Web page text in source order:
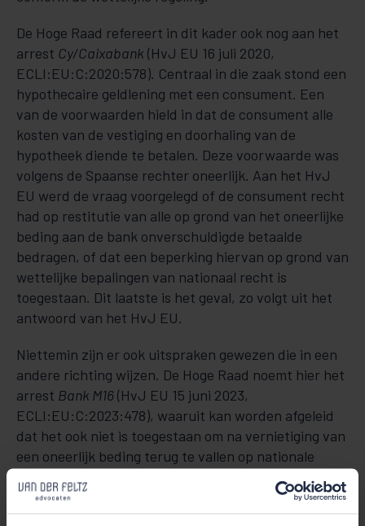
De Hoge Raad refereert in dit kader ook nog aan het
arrest Cy/Caixabank (HvJ EU 16 juli 2020,
ECLI:EU:C:2020:578). Centraal in die zaak stond een
hypothecaire geldlening met een consument. Een
van de voorwaarden hield in dat de consument alle
kosten van de vestiging en doorhaling van de
hypotheek diende te betalen. Deze voorwaarde was
volgens de Spaanse rechter oneerlijk. Aan het HvJ
EU werd de vraag voorgelegd of de consument recht
had op restitutie van alle op grond van het oneerlijke
beding aan de bank onverschuldigde betaalde
bedragen, of dat een beperking hiervan op grond van
wettelijke bepalingen van nationaal recht is
toegestaan. Dit laatste is het geval, zo volgt uit het
antwoord van het HvJ EU.
Niettemin zijn er ook uitspraken gewezen die in een
andere richting wijzen. De Hoge Raad noemt hier het
arrest Bank M16(HvJ EU 15 juni 2023,
ECLI:EU:C:2023:478), waaruit kan worden afgeleid
dat het ook niet is toegestaan om na vernietiging van
een oneerlijk beding terug te vallen op nationale
wettelijke bepalingen van buitencontractueel recht.